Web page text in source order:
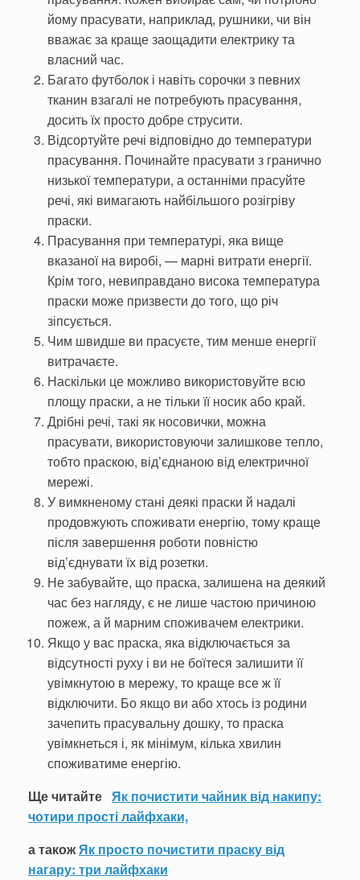
йому прасувати, наприклад, рушники, чи він
вважає за краще заощадити електрику та
власний час.
Багато футболок і навіть сорочки з певних
тканин взагалі не потребують прасування,
досить їх просто добре струсити.
Відсортуйте речі відповідно до температури
прасування. Починайте прасувати з гранично
низької температури, а останніми прасуйте
речі, які вимагають найбільшого розігріву
праски.
Прасування при температурі, яка вище
вказаної на виробі, — марні витрати енергії.
Крім того, невиправдано висока температура
праски може призвести до того, що річ
зіпсується.
Чим швидше ви прасуєте, тим менше енергії
витрачаєте.
Наскільки це можливо використовуйте всю
площу праски, а не тільки її носик або край.
Дрібні речі, такі як носовички, можна
прасувати, використовуючи залишкове тепло,
тобто праскою, від’єднаною від електричної
мережі.
У вимкненому стані деякі праски й надалі
продовжують споживати енергію, тому краще
після завершення роботи повністю
від’єднувати їх від розетки.
Не забувайте, що праска, залишена на деякий
час без нагляду, є не лише частою причиною
пожеж, а й марним споживачем електрики.
Якщо у вас праска, яка відключається за
відсутності руху і ви не боїтеся залишити її
увімкнутою в мережу, то краще все ж її
відключити. Бо якщо ви або хтось із родини
зачепить прасувальну дошку, то праска
увімкнеться і, як мінімум, кілька хвилин
споживатиме енергію.
Ще читайте Як почистити чайник від накипу:
чотири прості лайфхаки,
а такожЯк просто почистити праску від
нагару: три лайфхаки